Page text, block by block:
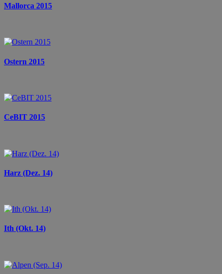
Mallorca 2015
Ostern 2015
CeBIT 2015
Harz (Dez. 14)
Ith (Okt. 14)